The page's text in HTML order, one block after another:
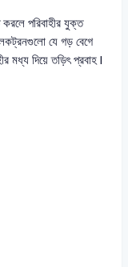
পরিবাহীর যুক্ত
যে গড় বেগে
মধ্য দিয়ে তড়িৎ প্রবাহ I